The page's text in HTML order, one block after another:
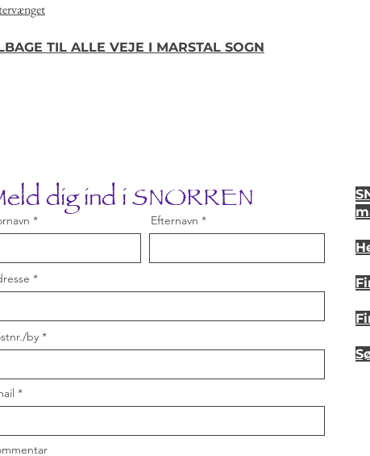
TIL ALLE VEJE I MARSTAL SOGN
dig ind i SNORREN
Efternavn
by